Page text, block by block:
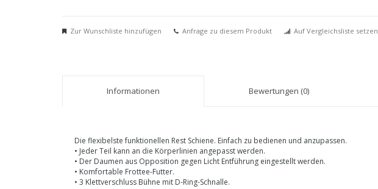
Zur Wunschliste hinzufügen Anfrage zu diesem Produkt Auf Vergleichsliste setzen
Informationen Bewertungen (0)
Die flexibelste funktionellen Rest Schiene. Einfach zu bedienen und anzupassen.
• Jeder Teil kann an die Körperlinien angepasst werden.
• Der Daumen aus Opposition gegen Licht Entführung eingestellt werden.
• Komfortable Frottee-Futter.
• 3 Klettverschluss Bühne mit D-Ring-Schnalle.